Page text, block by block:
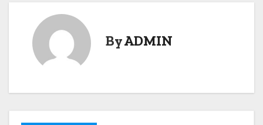
k
v
ByADMIN